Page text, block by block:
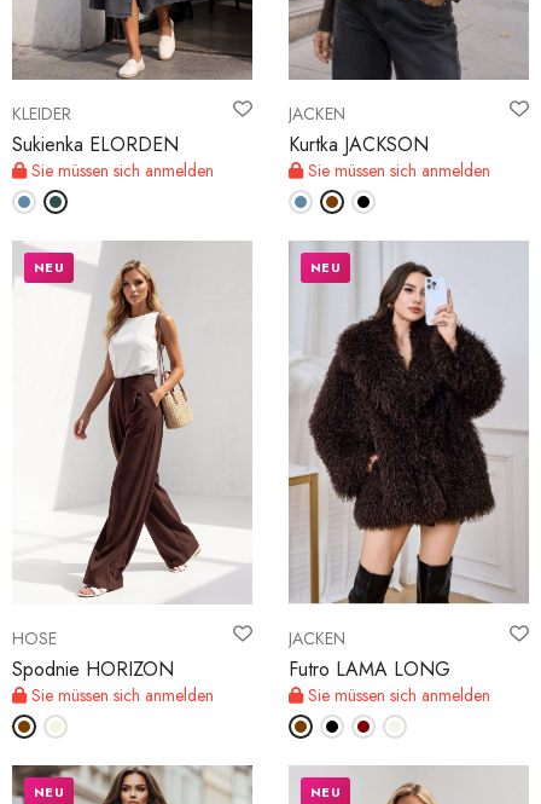
KLEIDER
Sukienka ELORDEN
Sie müssen sich anmelden
JACKEN
Kurtka JACKSON
Sie müssen sich anmelden
HOSE
Spodnie HORIZON
Sie müssen sich anmelden
NEU
JACKEN
Futro LAMA LONG
Sie müssen sich anmelden
NEU
NEU NEU